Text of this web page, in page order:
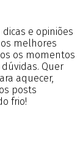
e opiniões
melhores
os momentos
Quer
aquecer,
posts
frio!